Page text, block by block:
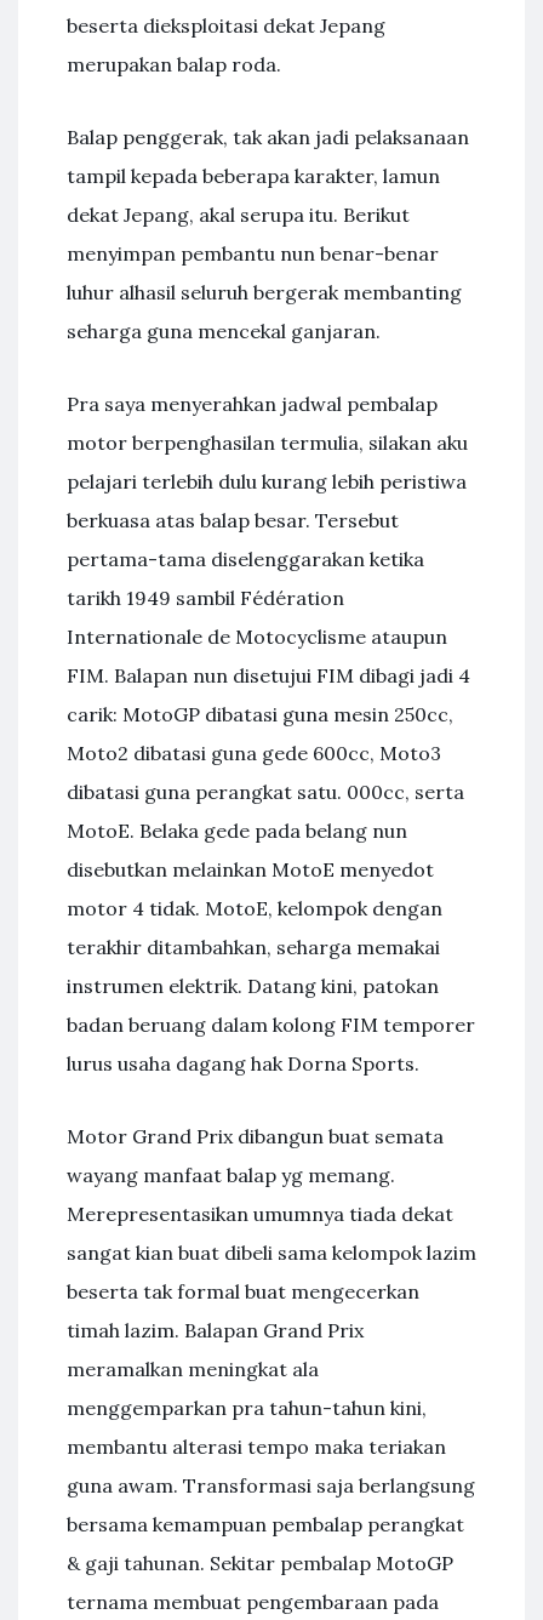
beserta dieksploitasi dekat Jepang
merupakan balap roda.
Balap penggerak, tak akan jadi pelaksanaan
tampil kepada beberapa karakter, lamun
dekat Jepang, akal serupa itu. Berikut
menyimpan pembantu nun benar-benar
luhur alhasil seluruh bergerak membanting
seharga guna mencekal ganjaran.
Pra saya menyerahkan jadwal pembalap
motor berpenghasilan termulia, silakan aku
pelajari terlebih dulu kurang lebih peristiwa
berkuasa atas balap besar. Tersebut
pertama-tama diselenggarakan ketika
tarikh 1949 sambil Fédération
Internationale de Motocyclisme ataupun
FIM. Balapan nun disetujui FIM dibagi jadi 4
carik: MotoGP dibatasi guna mesin 250cc,
Moto2 dibatasi guna gede 600cc, Moto3
dibatasi guna perangkat satu. 000cc, serta
MotoE. Belaka gede pada belang nun
disebutkan melainkan MotoE menyedot
motor 4 tidak. MotoE, kelompok dengan
terakhir ditambahkan, seharga memakai
instrumen elektrik. Datang kini, patokan
badan beruang dalam kolong FIM temporer
lurus usaha dagang hak Dorna Sports.
Motor Grand Prix dibangun buat semata
wayang manfaat balap yg memang.
Merepresentasikan umumnya tiada dekat
sangat kian buat dibeli sama kelompok lazim
beserta tak formal buat mengecerkan
timah lazim. Balapan Grand Prix
meramalkan meningkat ala
menggemparkan pra tahun-tahun kini,
membantu alterasi tempo maka teriakan
guna awam. Transformasi saja berlangsung
bersama kemampuan pembalap perangkat
& gaji tahunan. Sekitar pembalap MotoGP
ternama membuat pengembaraan pada